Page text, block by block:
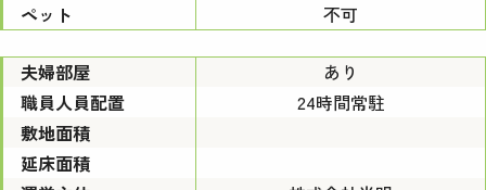
ペット
不可
夫婦部屋
あり
職員人員配置
24時間常駐
敷地面積
延床面積